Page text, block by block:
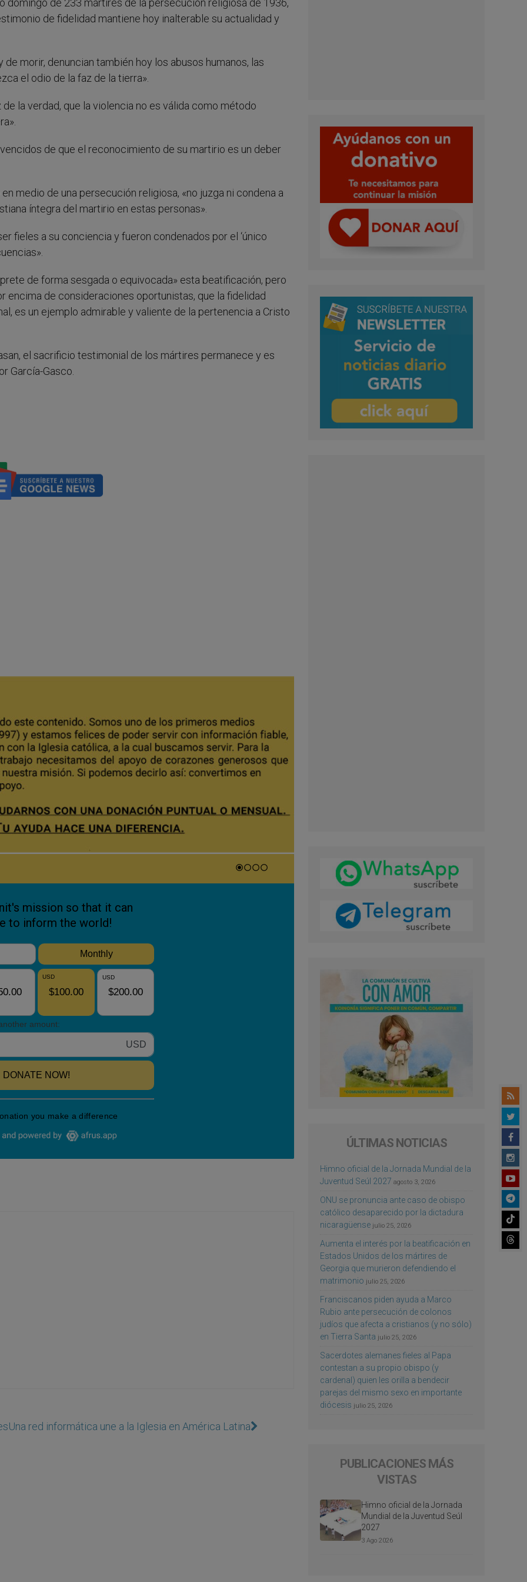
de 233 mártires de la persecución religiosa de 1936,
de fidelidad mantiene hoy inalterable su actualidad y
morir, denuncian también hoy los abusos humanos, las
el odio de la faz de la tierra».
de la verdad, que la violencia no es válida como método
de que el reconocimiento de su martirio es un deber
medio de una persecución religiosa, «no juzga ni condena a
íntegra del martirio en estas personas».
fieles a su conciencia y fueron condenados por el ‘único
de forma sesgada o equivocada» esta beatificación, pero
encima de consideraciones oportunistas, que la fidelidad
es un ejemplo admirable y valiente de la pertenencia a Cristo
el sacrificio testimonial de los mártires permanece y es
García-Gasco.
Una red informática une a la Iglesia en América Latina
ÚLTIMAS NOTICIAS
Himno oficial de la Jornada Mundial de la
Juventud Seúl 2027 agosto 3, 2026
ONU se pronuncia ante caso de obispo
católico desaparecido por la dictadura
nicaragüense julio 25, 2026
Aumenta el interés por la beatificación en
Estados Unidos de los mártires de
Georgia que murieron defendiendo el
matrimonio julio 25, 2026
Franciscanos piden ayuda a Marco
Rubio ante persecución de colonos
judíos que afecta a cristianos (y no sólo)
en Tierra Santa julio 25, 2026
Sacerdotes alemanes fieles al Papa
contestan a su propio obispo (y
cardenal) quien les orilla a bendecir
parejas del mismo sexo en importante
diócesis julio 25, 2026
PUBLICACIONES MÁS
VISTAS
Himno oficial de la Jornada
Mundial de la Juventud Seúl
2027
3 Ago 2026